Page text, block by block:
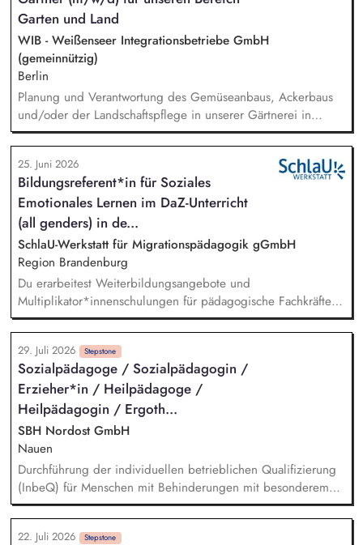
Alphabetisierung in der Grundschule.
Garten und Land
WIB - Weißenseer Integrationsbetriebe GmbH
(gemeinnützig)
Berlin
Planung und Verantwortung des Gemüseanbaus, Ackerbaus
und/oder der Landschaftspflege in unserer Gärtnerei in
Berlin-Malchow, Umsetzung eines zertifizierten Bio-Anbaus,
fachliche Anleitung und Unterstützung der Teilnehmenden
und Beschäftigten, Organisation der Arbeitsabläufe und einer
zweckmäßigen Arbeitsplatzgestaltung, Überwachung der
Einhaltung von Gesundheits-, Arbeitsschutz- und
Unfallverhütungsvorschriften.
25. Juni 2026
Bildungsreferent*in für Soziales
Emotionales Lernen im DaZ-Unterricht
(all genders) in de...
SchlaU-Werkstatt für Migrationspädagogik gGmbH
Region Brandenburg
Du erarbeitest Weiterbildungsangebote und
Multiplikator*innenschulungen für pädagogische Fachkräfte,
insbesondere zu Resilienzförderung und sozialem und
emotionalem Lernen für Deutsch-als-Zweitsprache-Lernende.
Du planst und leitest (online) Weiterbildungen und
Beratungen für pädagogische Fachkräfte. Du intensivierst und
erweiterst unsere Zusammenarbeit mit Schulen, kommunalen
Stellen und anderen Akteur*innen pädagogischer Arbeit in
Brandenburg.
29. Juli 2026 Stepstone
Sozialpädagoge / Sozialpädagogin /
Erzieher*in / Heilpädagoge /
Heilpädagogin / Ergoth...
SBH Nordost GmbH
Nauen
Durchführung der individuellen betrieblichen Qualifizierung
(InbeQ) für Menschen mit Behinderungen mit besonderem
Unterstützungsbedarf (§ 55 Abs. 2 SGB IX) im Rahmen der
Unterstützten Beschäftigung nach § 55 SGB IX, Vermittlung
von Schlüsselqualifikationen und von berufsübergreifenden
22. Juli 2026 Stepstone